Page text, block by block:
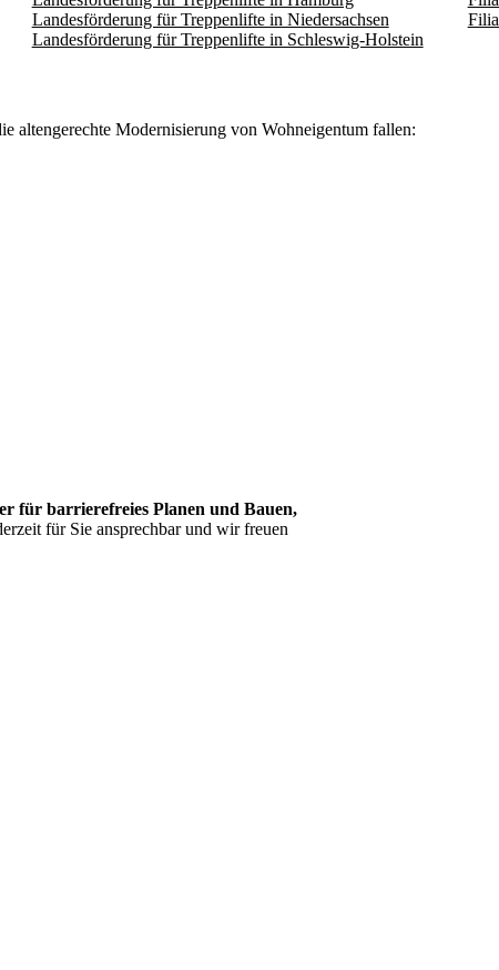
Landesförderung für Treppenlifte in Niedersachsen
Landesförderung für Treppenlifte in Schleswig-Holstein
altengerechte Modernisierung von Wohneigentum fallen:
für barrierefreies Planen und Bauen,
für Sie ansprechbar und wir freuen